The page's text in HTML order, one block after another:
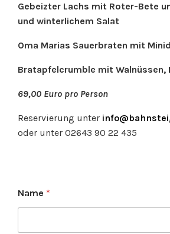
Gebeizter Lachs mit Roter-Bete
und winterlichem Salat
Oma Marias Sauerbraten mit
Bratapfelcrumble mit Walnüssen,
69,00 Euro pro Person
Reservierung unter
oder unter 02643 90 22 435
Name *